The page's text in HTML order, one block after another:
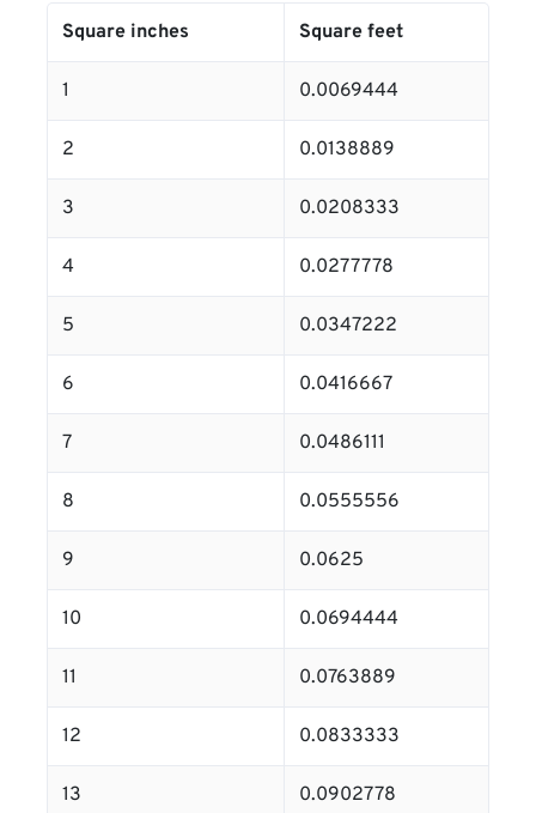
Square inches Square feet
1 0.0069444
2 0.0138889
3 0.0208333
4 0.0277778
5 0.0347222
6 0.0416667
7 0.0486111
8 0.0555556
9 0.0625
10 0.0694444
11 0.0763889
12 0.0833333
13 0.0902778